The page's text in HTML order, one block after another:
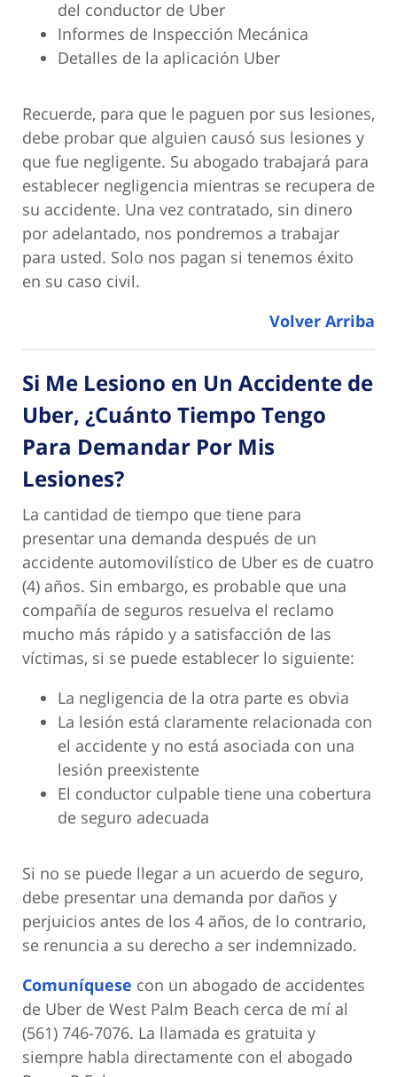
del conductor de Uber
Informes de Inspección Mecánica
Detalles de la aplicación Uber
Recuerde, para que le paguen por sus lesiones,
debe probar que alguien causó sus lesiones y
que fue negligente. Su abogado trabajará para
establecer negligencia mientras se recupera de
su accidente. Una vez contratado, sin dinero
por adelantado, nos pondremos a trabajar
para usted. Solo nos pagan si tenemos éxito
en su caso civil.
Volver Arriba
Si Me Lesiono en Un Accidente de
Uber, ¿Cuánto Tiempo Tengo
Para Demandar Por Mis
Lesiones?
La cantidad de tiempo que tiene para
presentar una demanda después de un
accidente automovilístico de Uber es de cuatro
(4) años. Sin embargo, es probable que una
compañía de seguros resuelva el reclamo
mucho más rápido y a satisfacción de las
víctimas, si se puede establecer lo siguiente:
La negligencia de la otra parte es obvia
La lesión está claramente relacionada con
el accidente y no está asociada con una
lesión preexistente
El conductor culpable tiene una cobertura
de seguro adecuada
Si no se puede llegar a un acuerdo de seguro,
debe presentar una demanda por daños y
perjuicios antes de los 4 años, de lo contrario,
se renuncia a su derecho a ser indemnizado.
Comuníquese con un abogado de accidentes
de Uber de West Palm Beach cerca de mí al
(561) 746-7076. La llamada es gratuita y
siempre habla directamente con el abogado